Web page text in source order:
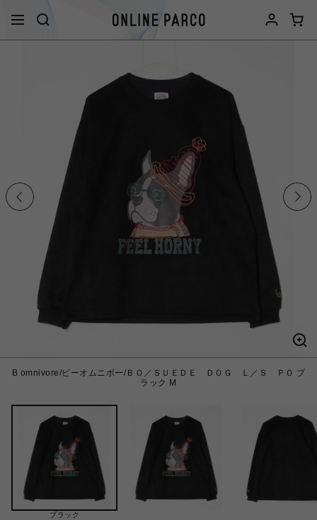
B omnivore/ビーオムニボー/ＢＯ／ＳＵＥＤＥ ＤＯＧ Ｌ／Ｓ ＰＯ ブ
ラック M
ブラック